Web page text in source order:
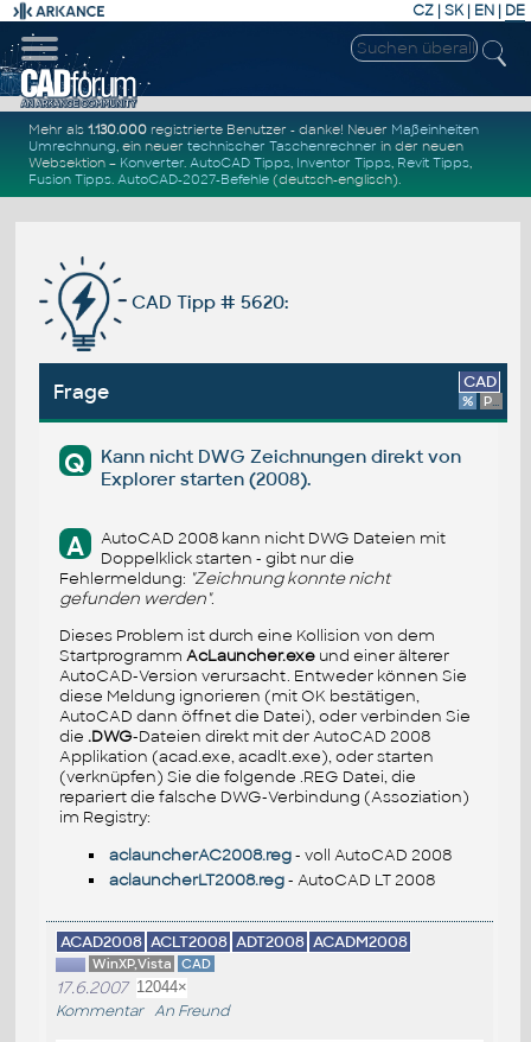
CZ | SK| EN | DE
Mehr als1.130.000 registrierte Benutzer - danke! Neuer Maßeinheiten
Umrechnung, ein neuertechnischer Taschenrechner in der neuen
Websektion – Konverter.AutoCAD Tipps, Inventor Tipps, Revit Tipps,
Fusion Tipps.AutoCAD-2027-Befehle (deutsch-englisch).
CAD Tipp # 5620:
Frage CAD
% Platform
Q
Kann nicht DWG Zeichnungen direkt von
Explorer starten (2008).
A
AutoCAD 2008 kann nicht DWG Dateien mit
Doppelklick starten - gibt nur die
Fehlermeldung: "Zeichnung konnte nicht
gefunden werden".
Dieses Problem ist durch eine Kollision von dem
Startprogramm AcLauncher.exeund einer älterer
AutoCAD-Version verursacht. Entweder können Sie
diese Meldung ignorieren (mit OK bestätigen,
AutoCAD dann öffnet die Datei), oder verbinden Sie
die .DWG-Dateien direkt mit der AutoCAD 2008
Applikation (acad.exe, acadlt.exe), oder starten
(verknüpfen) Sie die folgende .REG Datei, die
repariert die falsche DWG-Verbindung (Assoziation)
im Registry:
aclauncherAC2008.reg- voll AutoCAD 2008
aclauncherLT2008.reg- AutoCAD LT 2008
ACAD2008 ACLT2008 ADT2008 ACADM2008
WinXP,Vista CAD
17.6.2007 12044×
Kommentar An Freund